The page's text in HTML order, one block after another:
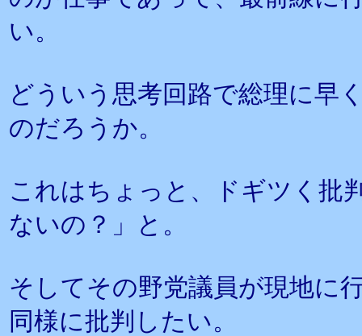
い。
どういう思考回路で総理に早
のだろうか。
これはちょっと、ドギツく批
ないの？」と。
そしてその野党議員が現地に
同様に批判したい。